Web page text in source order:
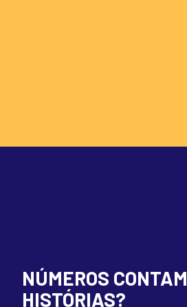
NÚMEROS CONTAM
HISTÓRIAS?